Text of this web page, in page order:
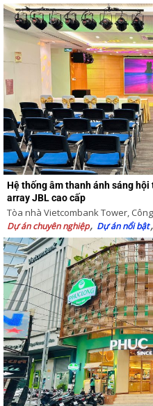
Hệ thống âm thanh ánh sáng
array JBL cao cấp
Tòa nhà Vietcombank Tower,
Dự án chuyên nghiệp Dự án nổi bật